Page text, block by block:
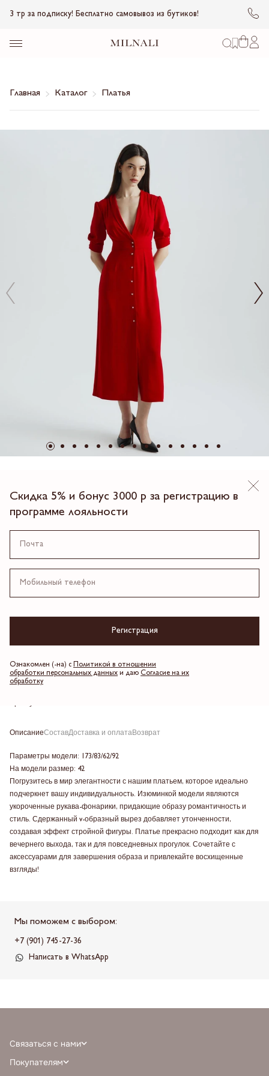
3 тр за подписку! Бесплатно самовывоз из бутиков!
Скидка 5% и бонус 3000 р за регистрацию в
программе лояльности
Регистрация
Ознакомлен (-на) с
Политикой в отношении
обработки персональных данных и даю Согласие на их
обработку
Главная Каталог Платья
ПЛАТЬЕ МАКСИ
4 платежа по 974.25 ₽
Таблица размеров
Артикул: 24FWDR128
ОписаниеСоставДоставка и оплатаВозврат
Параметры модели: 173/83/62/92
На модели размер: 42
Погрузитесь в мир элегантности с нашим платьем, которое идеально
подчеркнет вашу индивидуальность. Изюминкой модели являются
укороченные рукава-фонарики, придающие образу романтичность и
стиль. Сдержанный v-образный вырез добавляет утонченности,
создавая эффект стройной фигуры. Платье прекрасно подходит как для
вечернего выхода, так и для повседневных прогулок. Сочетайте с
аксессуарами для завершения образа и привлекайте восхищенные
взгляды!
Мы поможем с выбором:
+7 (901) 745-27-36
Написать в WhatsApp
Связаться с нами
+7 (968) 388-77-75
Покупателям